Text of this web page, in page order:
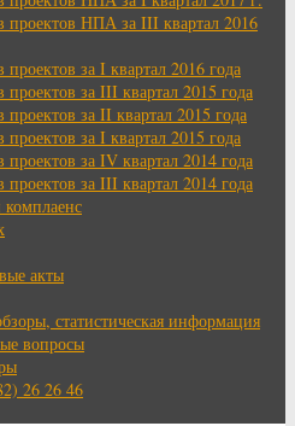
проектов НПА за III квартал 2016
за I квартал 2016 года
проектов за III квартал 2015 года
проектов за II квартал 2015 года
за I квартал 2015 года
проектов за IV квартал 2014 года
проектов за III квартал 2014 года
акты
статистическая информация
вопросы
26 26 46